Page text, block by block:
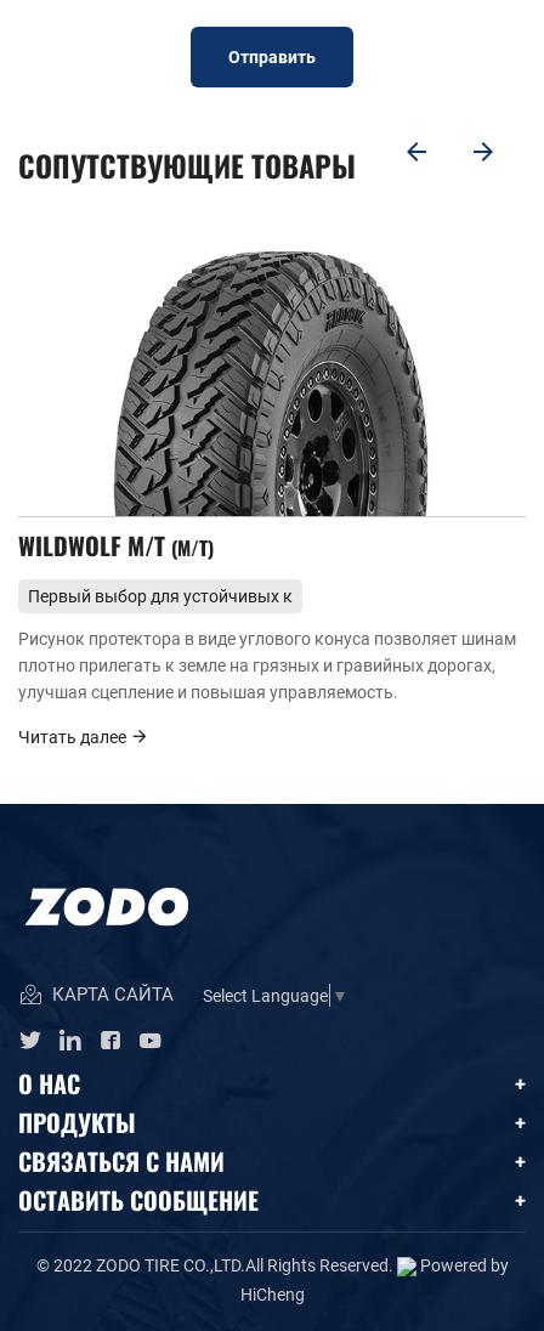
Отправить
СОПУТСТВУЮЩИЕ ТОВАРЫ
WILDWOLF M/T M/T
Первый выбор для устойчивых к
ударам и высокопрочных горных работ
Рисунок протектора в виде углового конуса позволяет шинам
плотно прилегать к земле на грязных и гравийных дорогах,
улучшая сцепление и повышая управляемость.
Читать далее
КАРТА САЙТА Select Language ▼
О НАС
ПРОДУКТЫ
СВЯЗАТЬСЯ С НАМИ
ОСТАВИТЬ СООБЩЕНИЕ
© 2022 ZODO TIRE CO.,LTD.All Rights Reserved.
Powered by
HiCheng